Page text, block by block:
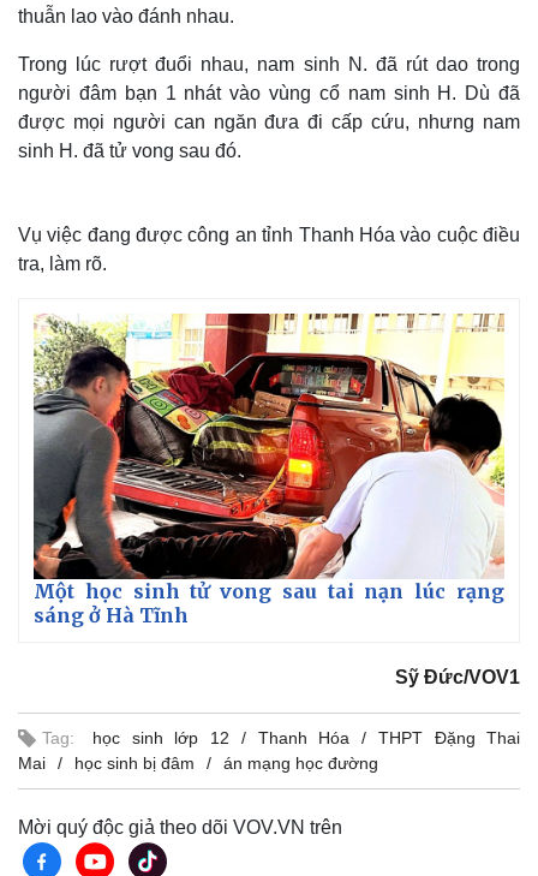
thuẫn lao vào đánh nhau.
Trong lúc rượt đuổi nhau, nam sinh N. đã rút dao trong
người đâm bạn 1 nhát vào vùng cổ nam sinh H. Dù đã
được mọi người can ngăn đưa đi cấp cứu, nhưng nam
sinh H. đã tử vong sau đó.
Vụ việc đang được công an tỉnh Thanh Hóa vào cuộc điều
tra, làm rõ.
Một học sinh tử vong sau tai nạn lúc rạng
sáng ở Hà Tĩnh
Sỹ Đức/VOV1
Tag: học sinh lớp 12 Thanh Hóa
THPT Đặng Thai
Mai
học sinh bị đâm án mạng học đường
Mời quý độc giả theo dõi VOV.VN trên